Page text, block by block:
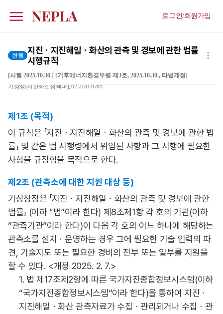
로그인/회원가입
현행 지진ㆍ지진해일ㆍ화산의 관측 및 경보에 관한 법률
시행규칙
[시행 2025.10.30.] [기후에너지환경부령 제3호, 2025.10.30., 타법개정]
기상청(지진화산정책과), 02-2181-0765
제1조 (목적)
이 규칙은 「지진ㆍ지진해일ㆍ화산의 관측 및 경보에 관한 법
률」 및 같은 법 시행령에서 위임된 사항과 그 시행에 필요한
사항을 규정함을 목적으로 한다.
제2조 (관측소에 대한 지원 대상 등)
기상청장은 「지진ㆍ지진해일ㆍ화산의 관측 및 경보에 관한
법률」 (이하 “법”이라 한다) 제8조제1항 각 호의 기관(이하
“관측기관”이라 한다)이 다음 각 호의 어느 하나에 해당하는
관측소를 설치ㆍ운영하는 경우 그에 필요한 기술 인력의 파
견, 기술지도 또는 필요한 경비의 전부 또는 일부를 지원을
할 수 있다. <개정 2025. 2. 7.>
1. 법 제17조제2항에 따른 국가지진종합정보시스템(이하
“국가지진종합정보시스템”이라 한다)을 통하여 지진ㆍ
지진해일ㆍ화산 관측자료가 수집ㆍ관리되거나 수집ㆍ관